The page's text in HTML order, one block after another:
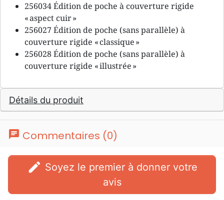
256034 Édition de poche à couverture rigide
« aspect cuir »
256027 Édition de poche (sans parallèle) à
couverture rigide « classique »
256028 Édition de poche (sans parallèle) à
couverture rigide « illustrée »
Détails du produit
chat Commentaires (0)
edit
avis